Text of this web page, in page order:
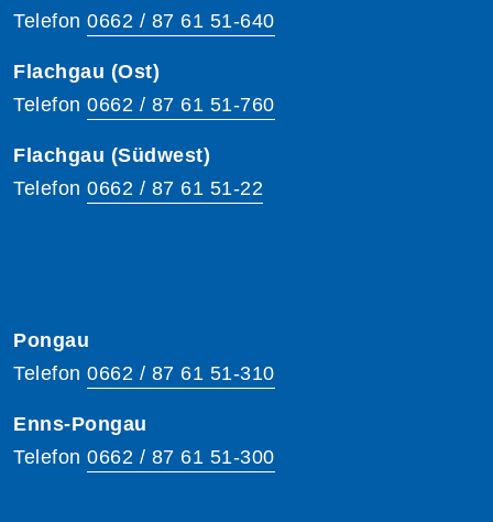
Telefon 0662 / 87 61 51-640
Flachgau (Ost)
Telefon 0662 / 87 61 51-760
Flachgau (Südwest)
Telefon 0662 / 87 61 51-22
Pongau
Telefon 0662 / 87 61 51-310
Enns-Pongau
Telefon 0662 / 87 61 51-300